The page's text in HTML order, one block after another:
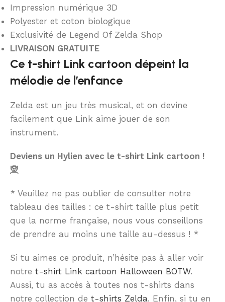
Impression numérique 3D
Polyester et coton biologique
Exclusivité de Legend Of Zelda Shop
LIVRAISON GRATUITE
Ce t-shirt Link cartoon dépeint la
mélodie de l’enfance
Zelda est un jeu très musical, et on devine
facilement que Link aime jouer de son
instrument.
Deviens un Hylien avec le t-shirt Link cartoon !
🧝
* Veuillez ne pas oublier de consulter notre
tableau des tailles : ce t-shirt taille plus petit
que la norme française, nous vous conseillons
de prendre au moins une taille au-dessus ! *
Si tu aimes ce produit, n’hésite pas à aller voir
notre t-shirt Link cartoon Halloween BOTW.
Aussi, tu as accès à toutes nos t-shirts dans
notre collection de t-shirts Zelda. Enfin, si tu en